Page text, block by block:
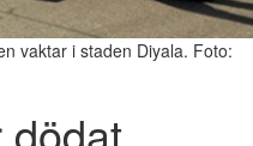
vaktar i staden Diyala. Foto:
dödat